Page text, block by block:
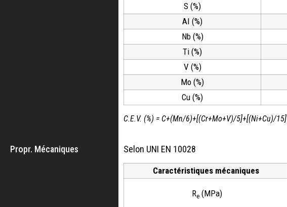
S (%)
AI (%)
Nb (%)
Ti (%)
V (%)
Mo (%)
Cu (%)
C.E.V. (%) = C+(Mn/6)+[(Cr+Mo+V)/5]+[(Ni+Cu)/15]
Propr. Mécaniques Selon UNI EN 10028
Caractéristiques mécaniques
Re(MPa)